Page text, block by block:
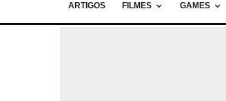
ARTIGOS FILMES GAMES